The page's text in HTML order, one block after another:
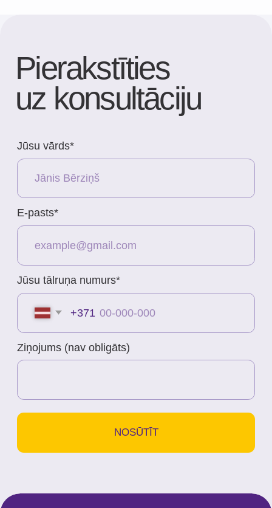
Kontakti
Rīga, Latvija
Tālrunis
+371 23 271 732
info@bubnovsky.lv
Kā nokļūt
P–Pk : 8.00–22.00
S : 9.00–18.00
40203177590
Fizioterapeits Rīgā | Dr. Bubnovska
Pakalpojuma sniegšanas noteikumi
Konfidencialitātes politika